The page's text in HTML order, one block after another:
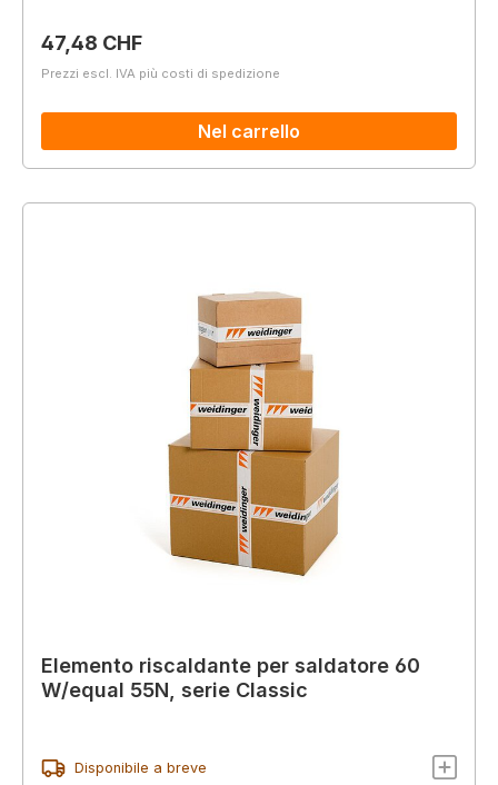
Prezzo normale:
47,48 CHF
Prezzi escl. IVA più costi di spedizione
Nel carrello
Elemento riscaldante per saldatore 60
W/equal 55N, serie Classic
Disponibile a breve